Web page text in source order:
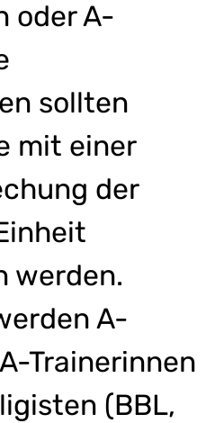
oder A-
sollten
mit einer
der
werden.
A-
Trainerinnen
(BBL,